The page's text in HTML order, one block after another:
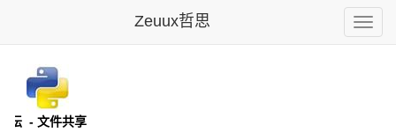
Toggle
Zeuux哲思
坛 - 文件共享